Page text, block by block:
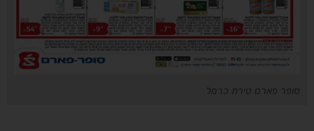
סופר פארם טירת כרמל